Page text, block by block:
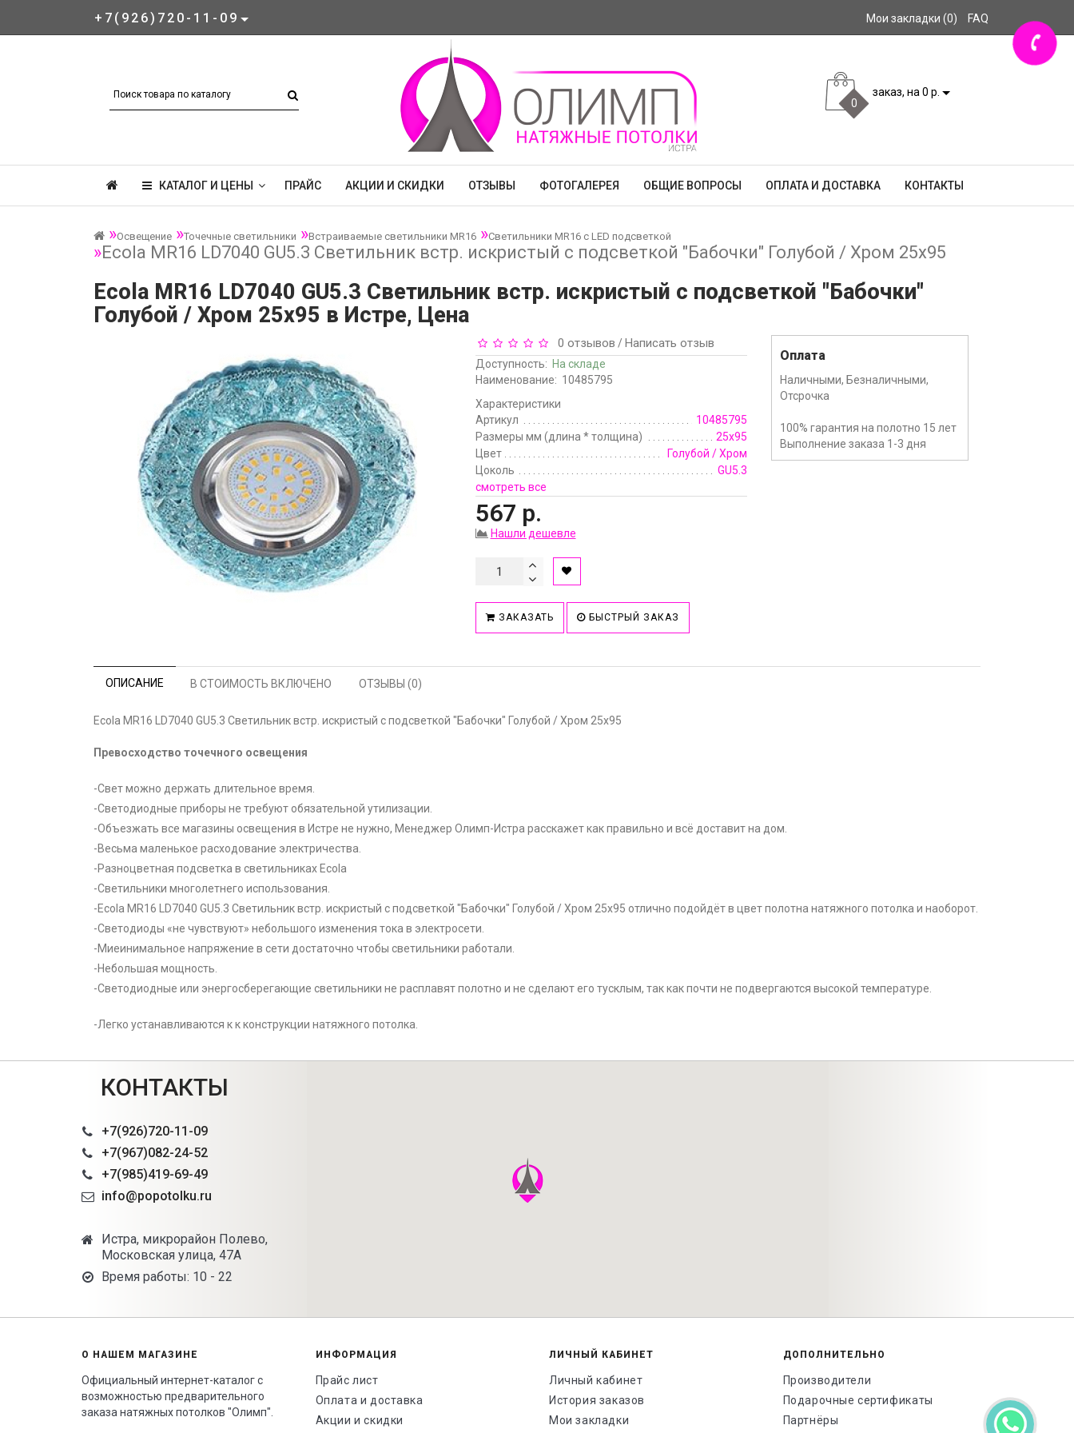
+7(926)720-11-09 Мои закладки (0) FAQ
0
заказ, на 0 р.
КАТАЛОГ И ЦЕНЫ ПРАЙС АКЦИИ И СКИДКИ ОТЗЫВЫ ФОТОГАЛЕРЕЯ ОБЩИЕ ВОПРОСЫ ОПЛАТА И ДОСТАВКА КОНТАКТЫ
Освещение Точечные светильники Встраиваемые светильники MR16 Светильники MR16 с LED подсветкой
Ecola MR16 LD7040 GU5.3 Светильник встр. искристый с подсветкой "Бабочки" Голубой / Хром 25x95
Ecola MR16 LD7040 GU5.3 Светильник встр. искристый с подсветкой "Бабочки"
Голубой / Хром 25x95 в Истре, Цена
0 отзывов / Написать отзыв
Доступность: На складе
Наименование: 10485795
Характеристики
Артикул
10485795
Размеры мм (длина * толщина)
25x95
Цвет
Голубой / Хром
Цоколь
GU5.3
смотреть все
567 р.
Нашли дешевле
ЗАКАЗАТЬ БЫСТРЫЙ ЗАКАЗ
Оплата
Наличными, Безналичными,
Отсрочка
100% гарантия на полотно 15 лет
Выполнение заказа 1-3 дня
ОПИСАНИЕ В СТОИМОСТЬ ВКЛЮЧЕНО ОТЗЫВЫ (0)
Ecola MR16 LD7040 GU5.3 Светильник встр. искристый с подсветкой "Бабочки" Голубой / Хром 25x95
Превосходство точечного освещения
-Свет можно держать длительное время.
-Светодиодные приборы не требуют обязательной утилизации.
-Объезжать все магазины освещения в Истре не нужно, Менеджер Олимп-Истра расскажет как правильно и всё доставит на дом.
-Весьма маленькое расходование электричества.
-Разноцветная подсветка в светильниках Ecola
-Светильники многолетнего использования.
-Ecola MR16 LD7040 GU5.3 Светильник встр. искристый с подсветкой "Бабочки" Голубой / Хром 25x95 отлично подойдёт в цвет полотна натяжного потолка и наоборот.
-Светодиоды «не чувствуют» небольшого изменения тока в электросети.
-Миеинимальное напряжение в сети достаточно чтобы светильники работали.
-Небольшая мощность.
-Светодиодные или энергосберегающие светильники не расплавят полотно и не сделают его тусклым, так как почти не подвергаются высокой температуре.
-Легко устанавливаются к к конструкции натяжного потолка.
КОНТАКТЫ
+7(926)720-11-09
+7(967)082-24-52
+7(985)419-69-49
info@popotolku.ru
Истра, микрорайон Полево,
Московская улица, 47А
Время работы: 10 - 22
О НАШЕМ МАГАЗИНЕ
Официальный интернет-каталог с
возможностью предварительного
заказа натяжных потолков "Олимп".
ИНФОРМАЦИЯ
Прайс лист
Оплата и доставка
Акции и скидки
ЛИЧНЫЙ КАБИНЕТ
Личный кабинет
История заказов
Мои закладки
ДОПОЛНИТЕЛЬНО
Производители
Подарочные сертификаты
Партнёры